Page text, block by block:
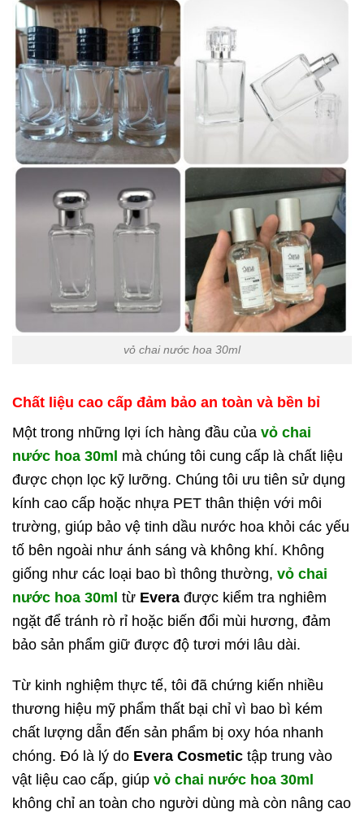
vỏ chai nước hoa 30ml
Chất liệu cao cấp đảm bảo an toàn và bền bỉ
Một trong những lợi ích hàng đầu của vỏ chai
nước hoa 30ml mà chúng tôi cung cấp là chất liệu
được chọn lọc kỹ lưỡng. Chúng tôi ưu tiên sử dụng
kính cao cấp hoặc nhựa PET thân thiện với môi
trường, giúp bảo vệ tinh dầu nước hoa khỏi các yếu
tố bên ngoài như ánh sáng và không khí. Không
giống như các loại bao bì thông thường, vỏ chai
nước hoa 30ml từ Evera được kiểm tra nghiêm
ngặt để tránh rò rỉ hoặc biến đổi mùi hương, đảm
bảo sản phẩm giữ được độ tươi mới lâu dài.
Từ kinh nghiệm thực tế, tôi đã chứng kiến nhiều
thương hiệu mỹ phẩm thất bại chỉ vì bao bì kém
chất lượng dẫn đến sản phẩm bị oxy hóa nhanh
chóng. Đó là lý do Evera Cosmetic tập trung vào
vật liệu cao cấp, giúp vỏ chai nước hoa 30ml
không chỉ an toàn cho người dùng mà còn nâng cao